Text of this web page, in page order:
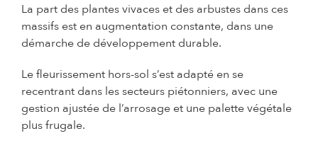
La part des plantes vivaces et des arbustes dans ces
massifs est en augmentation constante, dans une
démarche de développement durable.
Le fleurissement hors-sol s’est adapté en se
recentrant dans les secteurs piétonniers, avec une
gestion ajustée de l’arrosage et une palette végétale
plus frugale.